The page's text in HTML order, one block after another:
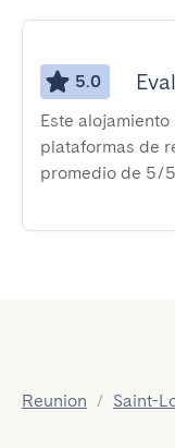
5.0
Este
plataformas de
promedio de 5/5
Reunion / Saint-